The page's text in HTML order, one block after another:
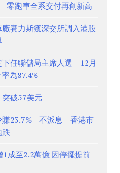
零跑車全系交付再創新高
賽力斯獲深交所調入港股
下任聯儲局主席人選 12月
為87.4%
破57美元
賺23.7% 不派息 香港市
跌
1成至2.2萬億 因停擺提前